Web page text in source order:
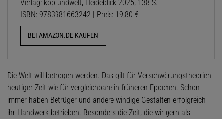
Verlag: kopfundwelt, Heideblick 2025, 138 S.
ISBN: 9783981663242 | Preis: 19,80 €
BEI AMAZON.DE KAUFEN
Die Welt will betrogen werden. Das gilt für Verschwörungstheorien
heutiger Zeit wie für vergleichbare in früheren Epochen. Schon
immer haben Betrüger und andere windige Gestalten erfolgreich
ihr Handwerk betrieben. Besonders die Zeit, die wir gern als